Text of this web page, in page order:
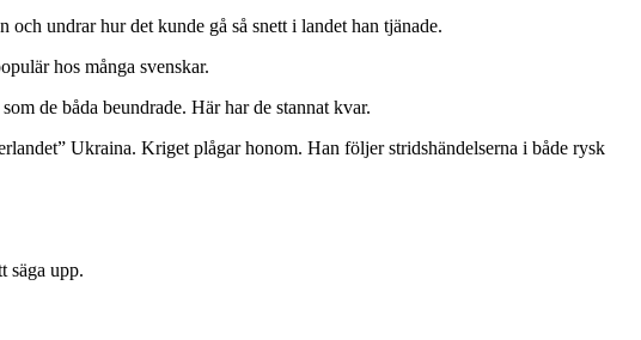
undrar hur det kunde gå så snett i landet han tjänade.
hos många svenskar.
de båda beundrade. Här har de stannat kvar.
Ukraina. Kriget plågar honom. Han följer stridshändelserna i både rysk
säga upp.